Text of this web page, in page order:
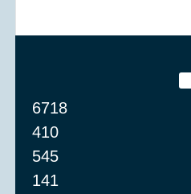
6718
410
545
141